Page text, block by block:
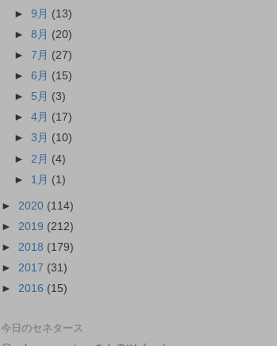
►9月 (13)
►8月 (20)
►7月 (27)
►6月 (15)
► 5月 (3)
►4月 (17)
►3月 (10)
► 2月 (4)
► 1月 (1)
► 2020 (114)
► 2019 (212)
► 2018 (179)
► 2017 (31)
► 2016 (15)
今日のセネタース